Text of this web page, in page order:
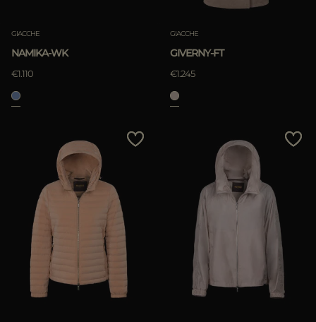
GIACCHE
NAMIKA-WK
€1.110
GIACCHE
GIVERNY-FT
€1.245